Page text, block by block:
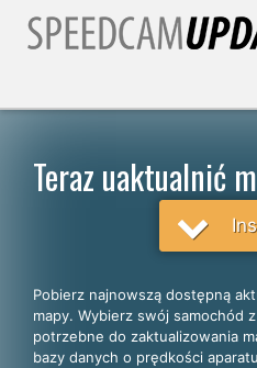
Polski
English
Teraz uaktualnić
Pobierz najnowszą dostępną
mapy. Wybierz swój samochód
potrzebne do zaktualizowania
bazy danych o prędkości